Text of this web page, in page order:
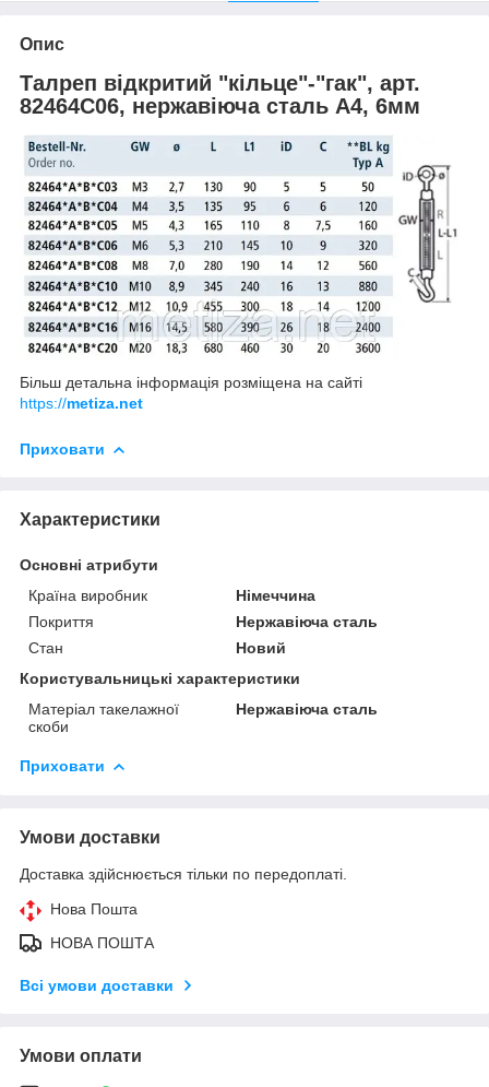
Опис
Талреп відкритий "кільце"-"гак", арт.
82464C06, нержавіюча сталь А4, 6мм
Більш детальна інформація розміщена на сайті
https://metiza.net
Приховати
Характеристики
Основні атрибути
Країна виробник
Німеччина
Покриття
Нержавіюча сталь
Стан
Новий
Користувальницькі характеристики
Матеріал такелажної
скоби
Нержавіюча сталь
Приховати
Умови доставки
Доставка здійснюється тільки по передоплаті.
Нова Пошта
НОВА ПОШТА
Всі умови доставки
Умови оплати